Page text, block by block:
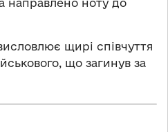
направлено ноту до
щирі співчуття
що загинув за